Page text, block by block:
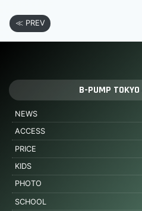
≪ PREV
B-PUMP
NEWS
ACCESS
PRICE
KIDS
PHOTO
SCHOOL